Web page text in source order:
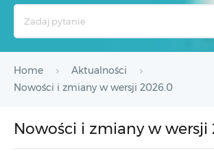
Home
Aktualności
Nowości i zmiany w wersji 2026.0
Nowości i zmiany w wersji